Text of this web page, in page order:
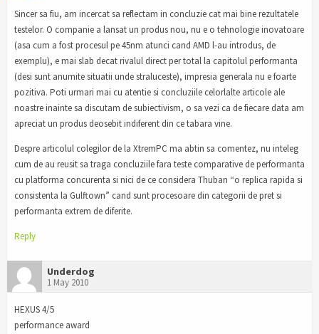
Sincer sa fiu, am incercat sa reflectam in concluzie cat mai bine rezultatele
testelor. O companie a lansat un produs nou, nu e o tehnologie inovatoare
(asa cum a fost procesul pe 45nm atunci cand AMD l-au introdus, de
exemplu), e mai slab decat rivalul direct per total la capitolul performanta
(desi sunt anumite situatii unde straluceste), impresia generala nu e foarte
pozitiva. Poti urmari mai cu atentie si concluziile celorlalte articole ale
noastre inainte sa discutam de subiectivism, o sa vezi ca de fiecare data am
apreciat un produs deosebit indiferent din ce tabara vine.
Despre articolul colegilor de la XtremPC ma abtin sa comentez, nu inteleg
cum de au reusit sa traga concluziile fara teste comparative de performanta
cu platforma concurenta si nici de ce considera Thuban “o replica rapida si
consistenta la Gulftown” cand sunt procesoare din categorii de pret si
performanta extrem de diferite.
Reply
Underdog
1 May 2010
HEXUS 4/5
performance award